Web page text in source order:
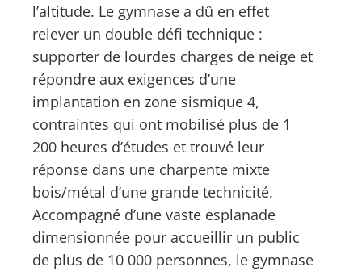
l’altitude. Le gymnase a dû en effet
relever un double défi technique :
supporter de lourdes charges de neige et
répondre aux exigences d’une
implantation en zone sismique 4,
contraintes qui ont mobilisé plus de 1
200 heures d’études et trouvé leur
réponse dans une charpente mixte
bois/métal d’une grande technicité.
Accompagné d’une vaste esplanade
dimensionnée pour accueillir un public
de plus de 10 000 personnes, le gymnase